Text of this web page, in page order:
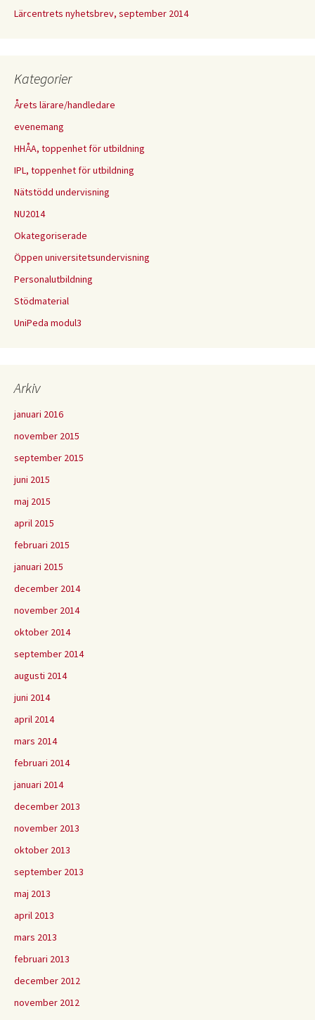
Lärcentrets nyhetsbrev, september 2014
Kategorier
Årets lärare/handledare
evenemang
HHÅA, toppenhet för utbildning
IPL, toppenhet för utbildning
Nätstödd undervisning
NU2014
Okategoriserade
Öppen universitetsundervisning
Personalutbildning
Stödmaterial
UniPeda modul3
Arkiv
januari 2016
november 2015
september 2015
juni 2015
maj 2015
april 2015
februari 2015
januari 2015
december 2014
november 2014
oktober 2014
september 2014
augusti 2014
juni 2014
april 2014
mars 2014
februari 2014
januari 2014
december 2013
november 2013
oktober 2013
september 2013
maj 2013
april 2013
mars 2013
februari 2013
december 2012
november 2012